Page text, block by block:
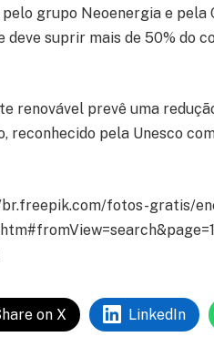
grupo Neoenergia e
deve suprir mais de 50% do
renovável prevê uma
reconhecido pela Unesco
fotos-gratis/
on X LinkedIn